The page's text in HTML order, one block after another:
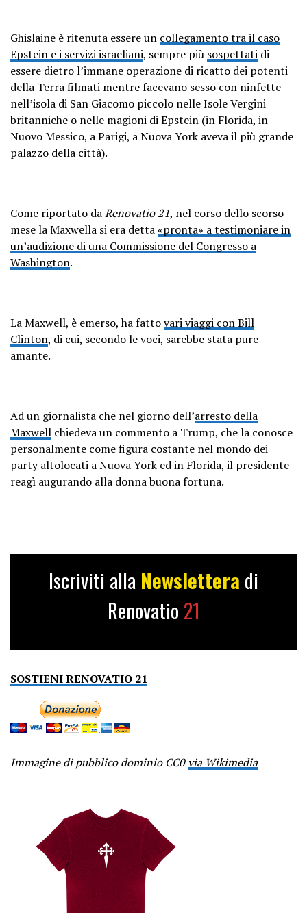
Ghislaine è ritenuta essere un collegamento tra il caso
Epstein e i servizi israeliani, sempre più sospettati di
essere dietro l’immane operazione di ricatto dei potenti
della Terra filmati mentre facevano sesso con ninfette
nell’isola di San Giacomo piccolo nelle Isole Vergini
britanniche o nelle magioni di Epstein (in Florida, in
Nuovo Messico, a Parigi, a Nuova York aveva il più grande
palazzo della città).
Come riportato daRenovatio 21, nel corso dello scorso
mese la Maxwella si era detta«pronta» a testimoniare in
un’audizione di una Commissione del Congresso a
Washington.
La Maxwell, è emerso, ha fattovari viaggi con Bill
Clinton, di cui, secondo le voci, sarebbe stata pure
amante.
Ad un giornalista che nel giorno dell’arresto della
Maxwell chiedeva un commento a Trump, che la conosce
personalmente come figura costante nel mondo dei
party altolocati a Nuova York ed in Florida, il presidente
reagì augurando alla donna buona fortuna.
Iscriviti alla Newslettera di
Renovatio 21
SOSTIENI RENOVATIO 21
Immagine di pubblico dominio CC0via Wikimedia